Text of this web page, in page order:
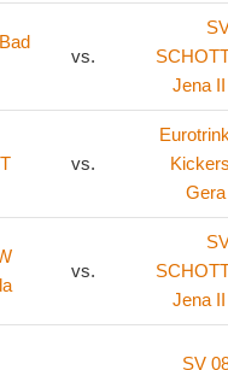
vs.
Jena II
vs.
Gera
vs.
Jena II
SV